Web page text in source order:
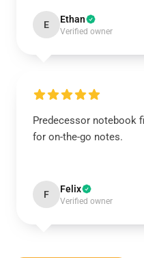
E Ethan
Verified owner
Predecessor notebook
for on-the-go notes.
F Felix
Verified owner